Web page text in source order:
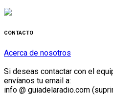
CONTACTO
Acerca de nosotros
Si deseas contactar con el
envíanos tu email a:
info @ guiadelaradio.com